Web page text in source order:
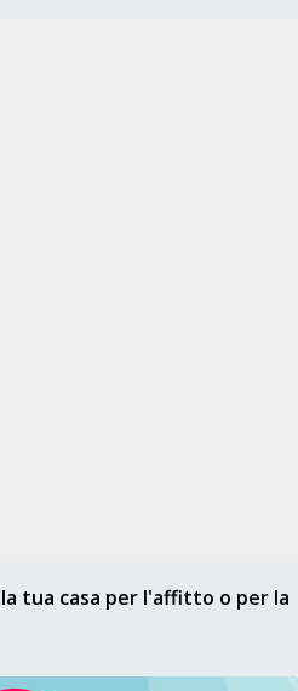
tua casa per l'affitto o per la